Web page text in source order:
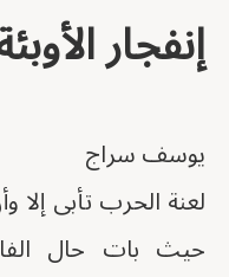
إنفجار
يوسف سراج
لعنة الحرب تأبى إلا
حيث بات حال